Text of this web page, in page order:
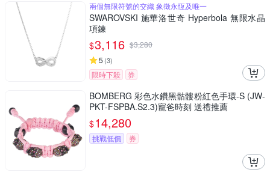
兩個無限符號的交織 象徵永恆及唯一
SWAROVSKI 施華洛世奇 Hyperbola 無限水晶
項鍊
$3,116 $3,280
5 (3)
限時下殺 券
BOMBERG 彩色水鑽黑骷髏粉紅色手環-S (JW-
PKT-FSPBA.S2.3)寵爸時刻 送禮推薦
$14,280
挑戰低價 券